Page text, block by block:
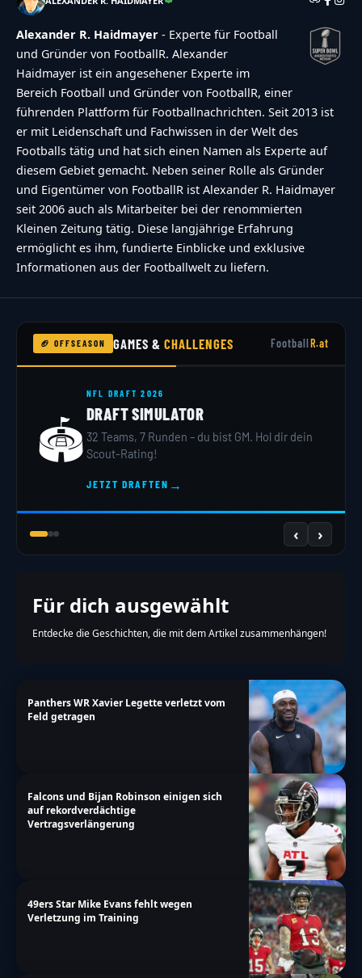
answers-selected":"Keine Antwort
ausgew\u00e4hlt","min-answers-
required":"Achtung du musst mindestens
{min_answers_allowed} Auswahl(en)
treffen.","max-answers-required":"Du kannst
maximal {max_answers_allowed} Antworten
w\u00e4hlen.","no-answer-for-other":"No other
answer entered","no-value-for-custom-field":"
{custom_field_name} is required","consent-not-
checked":"You must agree to our terms and
conditions","no-captcha-selected":"Captcha is
block":"Abstimmen nicht m\u00f6glich","not-
allowed-by-limit":"Abstimmen nicht
Vielen Dank f\u00fcr deine Teilnahme!","too-
many-chars-for-custom-field":"Text for
{custom_field_name} is too long"},"results":
strafen-medienverweigerung"}
Alexander R. Haidmayer - Experte für Football
und Gründer von FootballR. Alexander
Haidmayer ist ein angesehener Experte im
Bereich Football und Gründer von FootballR, einer
führenden Plattform für Footballnachrichten. Seit 2013 ist
er mit Leidenschaft und Fachwissen in der Welt des
Footballs tätig und hat sich einen Namen als Experte auf
diesem Gebiet gemacht. Neben seiner Rolle als Gründer
und Eigentümer von FootballR ist Alexander R. Haidmayer
seit 2006 auch als Mitarbeiter bei der renommierten
Kleinen Zeitung tätig. Diese langjährige Erfahrung
ermöglicht es ihm, fundierte Einblicke und exklusive
Informationen aus der Footballwelt zu liefern.
🏈 OFFSEASON GAMES &CHALLENGES FootballR.at
🏟️
NFL DRAFT 2026
DRAFT SIMULATOR
32 Teams, 7 Runden – du bist GM. Hol dir dein
Scout-Rating!
JETZT DRAFTEN →
‹ ›
Für dich ausgewählt
Entdecke die Geschichten, die mit dem Artikel zusammenhängen!
Panthers WR Xavier Legette verletzt vom
Feld getragen
Falcons und Bijan Robinson einigen sich
auf rekordverdächtige
Vertragsverlängerung
49ers Star Mike Evans fehlt wegen
Verletzung im Training